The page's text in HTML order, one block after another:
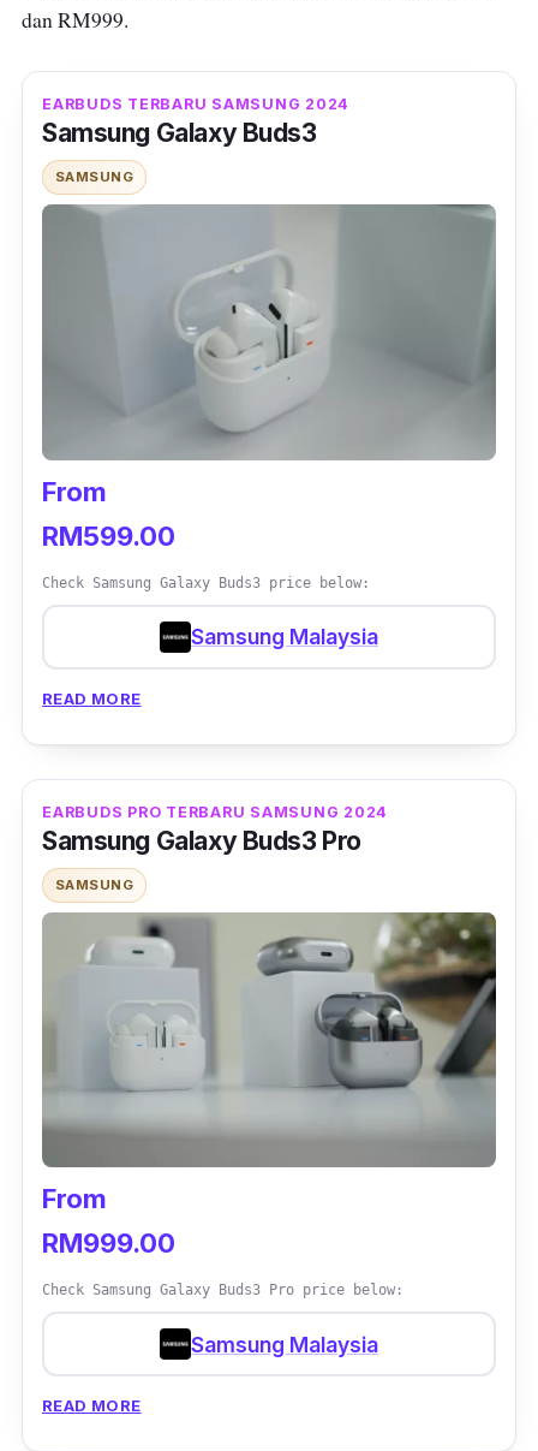
dan RM999.
EARBUDS TERBARU SAMSUNG 2024
Samsung Galaxy Buds3
SAMSUNG
From
RM599.00
Check Samsung Galaxy Buds3 price below:
Samsung Malaysia
READ MORE
EARBUDS PRO TERBARU SAMSUNG 2024
Samsung Galaxy Buds3 Pro
SAMSUNG
From
RM999.00
Check Samsung Galaxy Buds3 Pro price below:
Samsung Malaysia
READ MORE